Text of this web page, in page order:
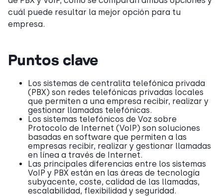
cuál puede resultar la mejor opción para tu
empresa.
Puntos clave
Los sistemas de centralita telefónica privada
(PBX) son redes telefónicas privadas locales
que permiten a una empresa recibir, realizar y
gestionar llamadas telefónicas.
Los sistemas telefónicos de Voz sobre
Protocolo de Internet (VoIP) son soluciones
basadas en software que permiten a las
empresas recibir, realizar y gestionar llamadas
en línea a través de Internet.
Las principales diferencias entre los sistemas
VoIP y PBX están en las áreas de tecnología
subyacente, coste, calidad de las llamadas,
escalabilidad, flexibilidad y seguridad.